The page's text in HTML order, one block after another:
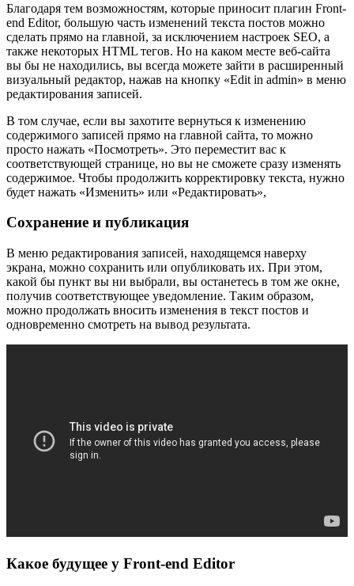
Благодаря тем возможностям, которые приносит плагин Front-
end Editor, большую часть изменений текста постов можно
сделать прямо на главной, за исключением настроек SEO, а
также некоторых HTML тегов. Но на каком месте веб-сайта
вы бы не находились, вы всегда можете зайти в расширенный
визуальный редактор, нажав на кнопку «Edit in admin» в меню
редактирования записей.
В том случае, если вы захотите вернуться к изменению
содержимого записей прямо на главной сайта, то можно
просто нажать «Посмотреть». Это переместит вас к
соответствующей странице, но вы не сможете сразу изменять
содержимое. Чтобы продолжить корректировку текста, нужно
будет нажать «Изменить» или «Редактировать»,
Сохранение и публикация
В меню редактирования записей, находящемся наверху
экрана, можно сохранить или опубликовать их. При этом,
какой бы пункт вы ни выбрали, вы останетесь в том же окне,
получив соответствующее уведомление. Таким образом,
можно продолжать вносить изменения в текст постов и
одновременно смотреть на вывод результата.
Какое будущее у Front-end Editor